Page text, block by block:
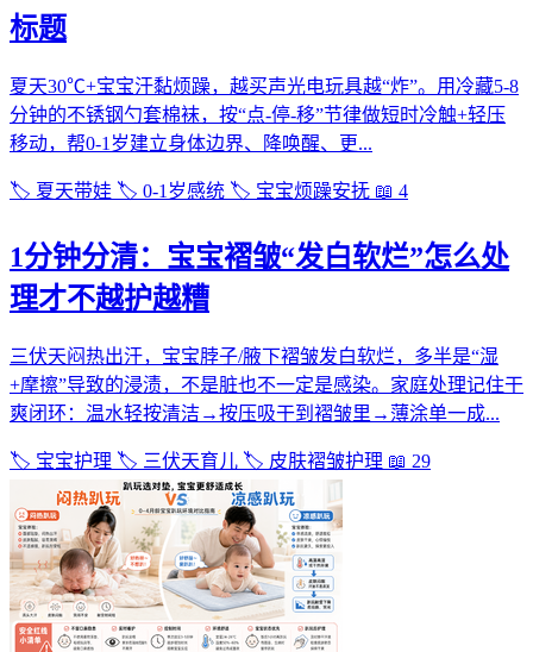
标题
夏天30℃+宝宝汗黏烦躁，越买声光电玩具越“炸”。用冷藏5-8
分钟的不锈钢勺套棉袜，按“点-停-移”节律做短时冷触+轻压
移动，帮0-1岁建立身体边界、降唤醒、更...
🏷️ 夏天带娃 🏷️ 0-1岁感统 🏷️ 宝宝烦躁安抚 📖 4
1分钟分清：宝宝褶皱“发白软烂”怎么处
理才不越护越糟
三伏天闷热出汗，宝宝脖子/腋下褶皱发白软烂，多半是“湿
+摩擦”导致的浸渍，不是脏也不一定是感染。家庭处理记住干
爽闭环：温水轻按清洁→按压吸干到褶皱里→薄涂单一成...
🏷️ 宝宝护理 🏷️ 三伏天育儿 🏷️ 皮肤褶皱护理 📖 29